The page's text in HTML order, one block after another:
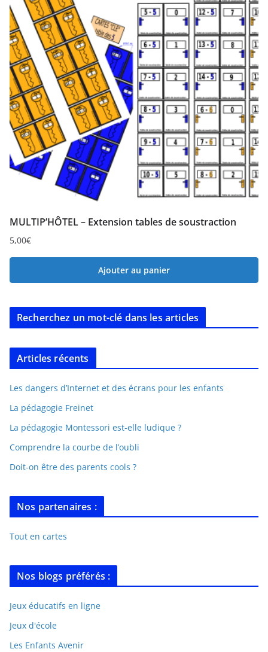
MULTIP’HÔTEL – Extension tables de soustraction
5,00€
Ajouter au panier
Recherchez un mot-clé dans les articles
Articles récents
Les dangers d’Internet et des écrans pour les enfants
La pédagogie Freinet
La pédagogie Montessori est-elle ludique ?
Comprendre la courbe de l’oubli
Doit-on être des parents cools ?
Nos partenaires :
Tout en cartes
Nos blogs préférés :
Jeux éducatifs en ligne
Jeux d'école
Les Enfants Avenir